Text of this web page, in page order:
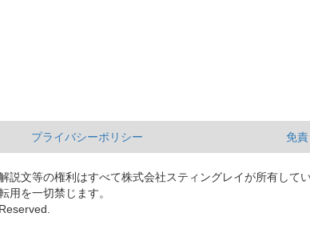
プライバシーポリシー 免責
説文等の権利はすべて株式会社スティングレイが所有してい
用を一切禁じます。